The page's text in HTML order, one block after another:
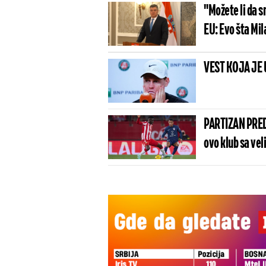
"Možete li da
EU: Evo šta
VEST KOJA
PARTIZAN
ovo klub sa